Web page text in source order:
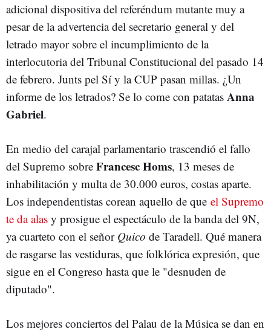
adicional dispositiva del referéndum mutante muy a
pesar de la advertencia del secretario general y del
letrado mayor sobre el incumplimiento de la
interlocutoria del Tribunal Constitucional del pasado 14
de febrero. Junts pel Sí y la CUP pasan millas. ¿Un
informe de los letrados? Se lo come con patatas Anna
Gabriel.
En medio del carajal parlamentario trascendió el fallo
del Supremo sobre Francesc Homs, 13 meses de
inhabilitación y multa de 30.000 euros, costas aparte.
Los independentistas corean aquello de que el Supremo
te da alas y prosigue el espectáculo de la banda del 9N,
ya cuarteto con el señor Quico de Taradell. Qué manera
de rasgarse las vestiduras, que folklórica expresión, que
sigue en el Congreso hasta que le "desnuden de
diputado".
Los mejores conciertos del Palau de la Música se dan en